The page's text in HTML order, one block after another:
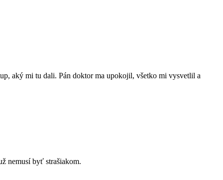
aký mi tu dali. Pán doktor ma upokojil, všetko mi vysvetlil a
nemusí byť strašiakom.